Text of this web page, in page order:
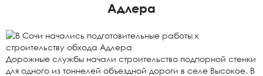
Адлера
Дорожные службы начали строительство подпорной стенки
для одного из тоннелей объездной дороги в селе Высокое. В